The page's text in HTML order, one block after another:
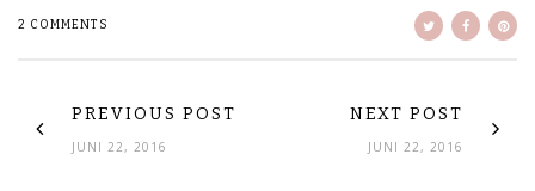
2 COMMENTS
PREVIOUS POST
JUNI 22, 2016
NEXT POST
JUNI 22, 2016